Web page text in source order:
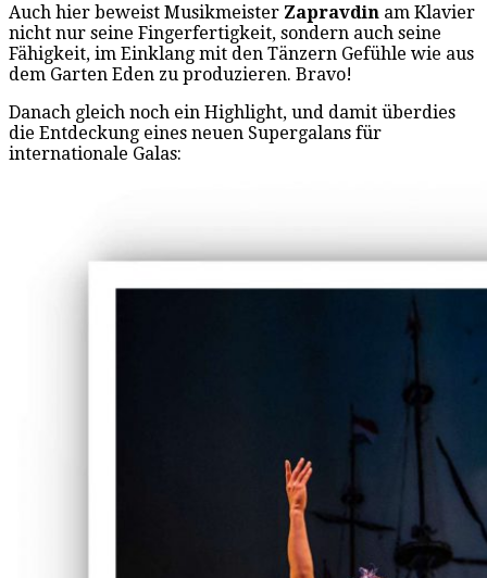
Auch hier beweist Musikmeister Zapravdin am Klavier
nicht nur seine Fingerfertigkeit, sondern auch seine
Fähigkeit, im Einklang mit den Tänzern Gefühle wie aus
dem Garten Eden zu produzieren. Bravo!
Danach gleich noch ein Highlight, und damit überdies
die Entdeckung eines neuen Supergalans für
internationale Galas: